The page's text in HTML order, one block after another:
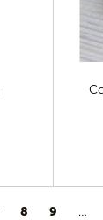
8 9 …